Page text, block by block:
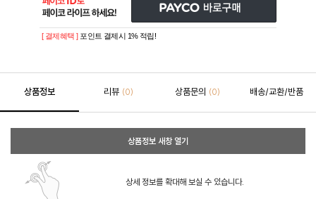
[ 결제혜택 ] 포인트 결제시 1% 적립!
상품정보 리뷰 (0) 상품문의 (0) 배송/교환/반품
상품정보 새창 열기
상세 정보를 확대해 보실 수 있습니다.